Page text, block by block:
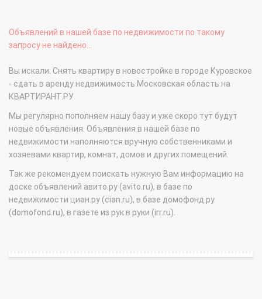
Объявлений в нашей базе по недвижимости по такому
запросу не найдено...
Вы искали: Снять квартиру в новостройке в городе Куровское
- сдать в аренду недвижимость Московская область на
КВАРТИРАНТ.РУ
Мы регулярно пополняем нашу базу и уже скоро тут будут
новые объявления. Объявления в нашей базе по
недвижимости наполняются вручную собственниками и
хозяевами квартир, комнат, домов и других помещений.
Так же рекомендуем поискать нужную Вам информацию на
доске объявлений авито.ру (avito.ru), в базе по
недвижимости циан.ру (cian.ru), в базе домофонд.ру
(domofond.ru), в газете из рук в руки (irr.ru).